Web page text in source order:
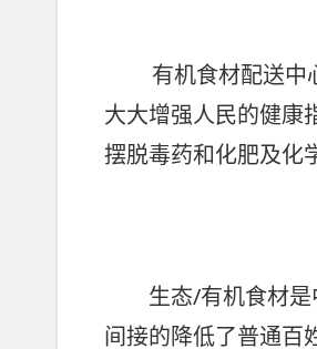
有机食材配送中
大大增强人民的健康
摆脱毒药和化肥及化
生态/有机食材
间接的降低了普通百